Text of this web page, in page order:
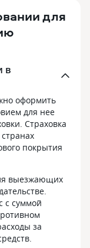
для
в
оформить
для нее
Страховка
покрытия
выезжающих
с суммой
за